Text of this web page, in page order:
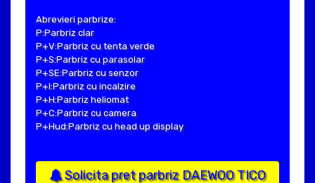
Abrevieri parbrize:
P:Parbriz clar
P+V:Parbriz cu tenta verde
P+S:Parbriz cu parasolar
P+SE:Parbriz cu senzor
P+I:Parbriz cu incalzire
P+H:Parbriz heliomat
P+C:Parbriz cu camera
P+Hud:Parbriz cu head up display
Solicita pret parbriz DAEWOO TICO